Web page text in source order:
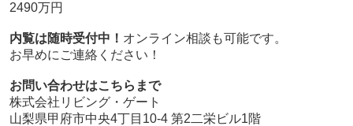
2490万円
内覧は随時受付中！ オンライン相談も可能です。
お早めにご連絡ください！
お問い合わせはこちらまで
株式会社リビング・ゲート
山梨県甲府市中央4丁目10-4 第2二栄ビル1階